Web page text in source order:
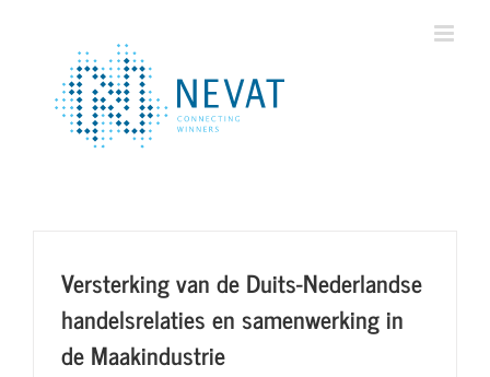
Versterking van de Duits-Nederlandse
handelsrelaties en samenwerking in
de Maakindustrie